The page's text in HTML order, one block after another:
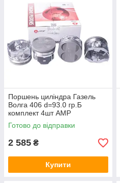
Поршень циліндра Газель
Волга 406 d=93.0 гр.Б
комплект 4шт AMP
406.1004015Н-БР
Готово до відправки
2 585 ₴
Купити